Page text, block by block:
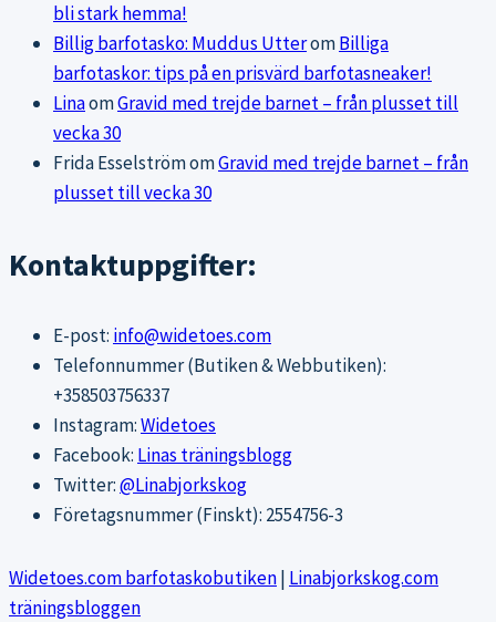
bli stark hemma!
Billig barfotasko: Muddus UtteromBilliga
barfotaskor: tips på en prisvärd barfotasneaker!
LinaomGravid med trejde barnet – från plusset till
vecka 30
Frida EsselströmomGravid med trejde barnet – från
plusset till vecka 30
Kontaktuppgifter:
E-post: info@widetoes.com
Telefonnummer (Butiken & Webbutiken):
+358503756337
Instagram:Widetoes
Facebook: Linas träningsblogg
Twitter:@Linabjorkskog
Företagsnummer (Finskt): 2554756-3
Widetoes.com barfotaskobutiken| Linabjorkskog.com
träningsbloggen